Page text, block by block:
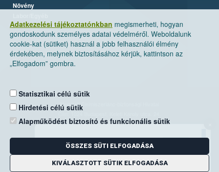
Adatkezelési tájékoztatónkban megismerheti, hogyan
gondoskodunk személyes adatai védelméről. Weboldalunk
cookie-kat (sütiket) használ a jobb felhasználói élmény
érdekében, melynek biztosításához kérjük, kattintson az
„Elfogadom” gombra.
Statisztikai célú sütik
Hirdetési célú sütik
Alapműködést biztosító és funkcionális sütik
ÖSSZES SÜTI ELFOGADÁSA
KIVÁLASZTOTT SÜTIK ELFOGADÁSA
Növény
Nemzeti Élelmiszerlánc-biztonsági Hivatal
Levelezési cím: 1525 Budapest. Pf. 30.
E-mail:ugyfelszolgalat@nebih.gov.hu
Zöld szám: 06-80/263-244
Telefon: 06-1/ 336-9000